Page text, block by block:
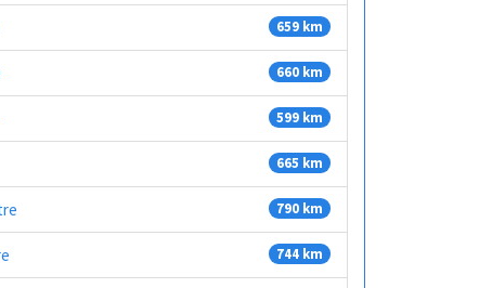
659 km
660 km
599 km
665 km
790 km
744 km